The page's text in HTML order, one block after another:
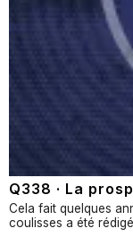
Q338 · La
Cela fait quelques
coulisses a été